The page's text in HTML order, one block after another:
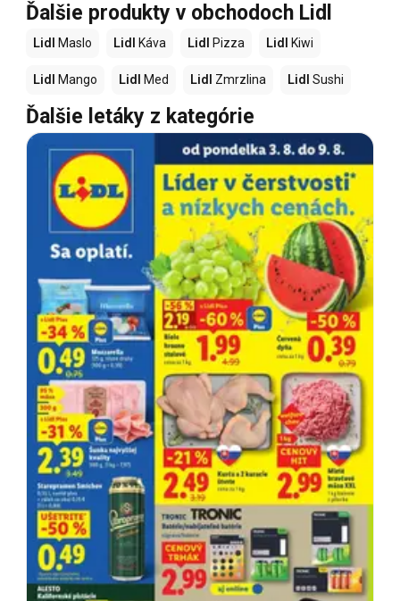
Ďalšie produkty v obchodoch Lidl
Lidl Maslo Lidl Káva Lidl Pizza Lidl Kiwi
Lidl Mango Lidl Med Lidl Zmrzlina Lidl Sushi
Ďalšie letáky z kategórie